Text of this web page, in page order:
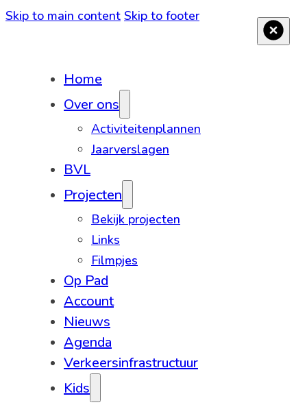
Skip to main content Skip to footer
Home
Over ons
Activiteitenplannen
Jaarverslagen
BVL
Projecten
Bekijk projecten
Links
Filmpjes
Op Pad
Account
Nieuws
Agenda
Verkeersinfrastructuur
Kids